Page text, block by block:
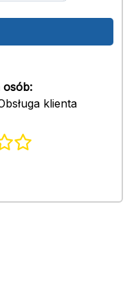
osób:
klienta